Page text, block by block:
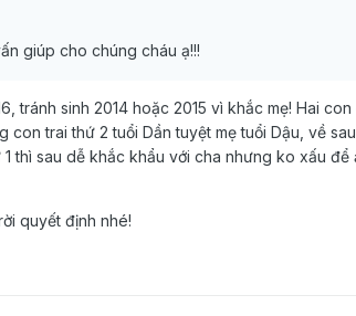
giúp cho chúng cháu ạ!!!
tránh sinh 2014 hoặc 2015 vì khắc mẹ! Hai
trai thứ 2 tuổi Dần tuyệt mẹ tuổi Dậu, về
thì sau dễ khắc khẩu với cha nhưng ko xấu để
quyết định nhé!